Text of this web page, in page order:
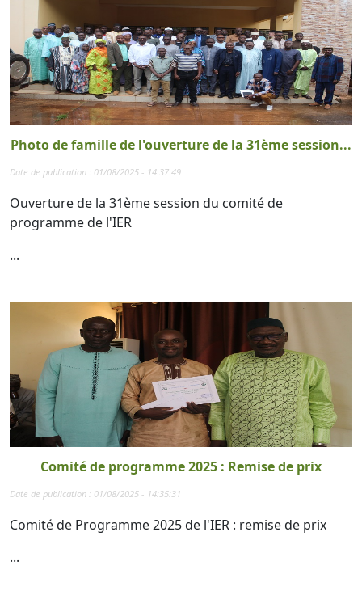
Photo de famille de l'ouverture de la 31ème session...
Date de publication : 01/08/2025 - 14:37:49
Ouverture de la 31ème session du comité de
programme de l'IER
...
Comité de programme 2025 : Remise de prix
Date de publication : 01/08/2025 - 14:35:31
Comité de Programme 2025 de l'IER : remise de prix
...